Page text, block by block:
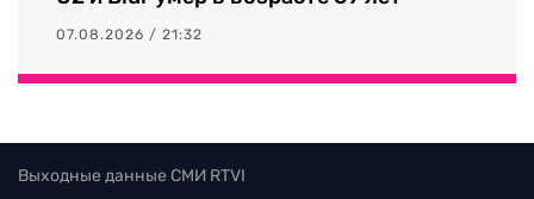
07.08.2026 / 21:32
Выходные данные СМИ RTVI